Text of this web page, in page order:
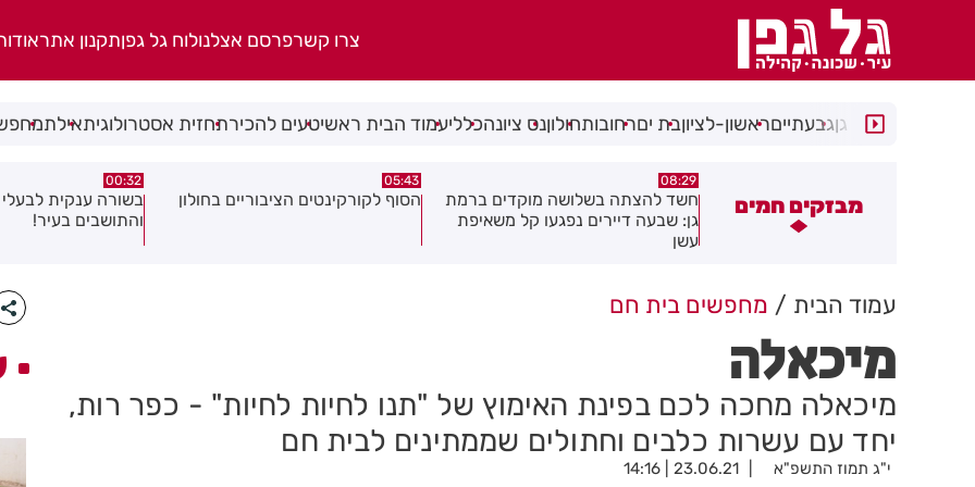
צרו קשרפרסם אצלנולוח גל גפןתקנון אתר
רמת גןגבעתייםראשון-לציוןבת יםרחובותחולוןנס ציונהכלליעמוד הבית ראשיטעים להכירתחזית אסטרולוגיתאילת
מבזקים חמים
חשד להצתה בשלושה מוקדים ברמת
גן: שבעה דיירים נפגעו קל משאיפת
05:43
הסוף לקורקינטים הציבוריים בחולון
00:32
בשורה ענקית לבעלי העסקים
06.08.26
תושב בת ים נעצר
של צעירה בת 18
עמוד הבית מחפשים בית חם
מיכאלה
מיכאלה מחכה לכם בפינת האימוץ של "תנו לחיות לחיות" - כפר רות,
יחד עם עשרות כלבים וחתולים שממתינים לבית חם
י"ג תמוז התשפ"א 23.06.21 | 14:16